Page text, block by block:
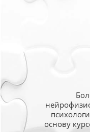
основу